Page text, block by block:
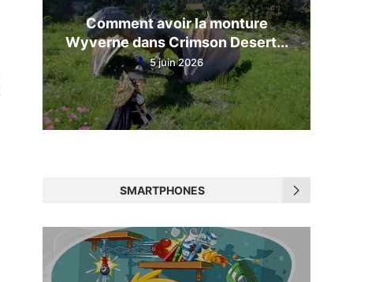
Comment avoir la monture
Wyverne dans Crimson Desert...
5 juin 2026
SMARTPHONES